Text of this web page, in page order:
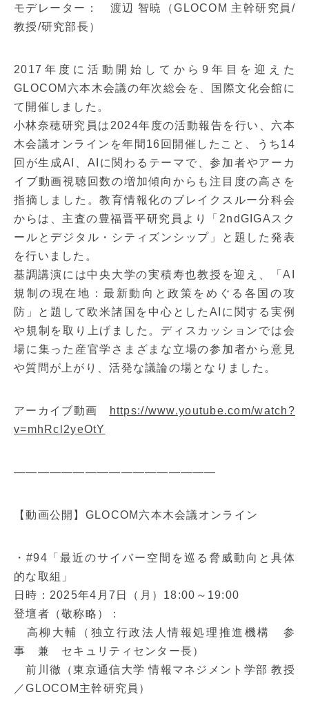
モデレーター： 渡辺 智暁（GLOCOM 主幹研究員/
教授/研究部長）
2017年度に活動開始してから9年目を迎えた
GLOCOM六本木会議の年次総会を、国際文化会館に
て開催しました。
小林奈穂研究員は2024年度の活動報告を行い、六本
木会議オンラインを年間16回開催したこと、うち14
回が生成AI、AIに関わるテーマで、参加者やアーカ
イブ動画視聴回数の増加傾向からも注目度の高さを
指摘しました。教育情報化のブレイクスルー分科会
からは、主査の豊福晋平研究員より「2ndGIGAスク
ールとデジタル・シティズンシップ」と題した発表
を行いました。
基調講演には中央大学の実積寿也教授を迎え、「AI
規制の現在地：最新動向と政策をめぐる各国の攻
防」と題して欧米諸国を中心としたAIに関する実例
や規制を取り上げました。ディスカッションでは会
場に集った産官学さまざまな立場の参加者から意見
や質問が上がり、活発な議論の場となりました。
アーカイブ動画
https://www.youtube.com/watch?
v=mhRcl2yeOtY
—————————————————
【動画公開】GLOCOM六本木会議オンライン
・#94「最近のサイバー空間を巡る脅威動向と具体
的な取組」
日時：2025年4月7日（月）18:00～19:00
登壇者（敬称略）：
高柳大輔（独立行政法人情報処理推進機構 参
事 兼 セキュリティセンター長）
前川徹（東京通信大学 情報マネジメント学部 教授
／GLOCOM主幹研究員）